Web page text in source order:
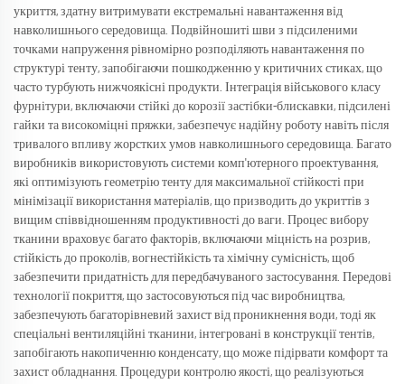
укриття, здатну витримувати екстремальні навантаження від
навколишнього середовища. Подвійношиті шви з підсиленими
точками напруження рівномірно розподіляють навантаження по
структурі тенту, запобігаючи пошкодженню у критичних стиках, що
часто турбують нижчоякісні продукти. Інтеграція військового класу
фурнітури, включаючи стійкі до корозії застібки-блискавки, підсилені
гайки та високоміцні пряжки, забезпечує надійну роботу навіть після
тривалого впливу жорстких умов навколишнього середовища. Багато
виробників використовують системи комп'ютерного проектування,
які оптимізують геометрію тенту для максимальної стійкості при
мінімізації використання матеріалів, що призводить до укриттів з
вищим співвідношенням продуктивності до ваги. Процес вибору
тканини враховує багато факторів, включаючи міцність на розрив,
стійкість до проколів, вогнестійкість та хімічну сумісність, щоб
забезпечити придатність для передбачуваного застосування. Передові
технології покриття, що застосовуються під час виробництва,
забезпечують багаторівневий захист від проникнення води, тоді як
спеціальні вентиляційні тканини, інтегровані в конструкції тентів,
запобігають накопиченню конденсату, що може підірвати комфорт та
захист обладнання. Процедури контролю якості, що реалізуються